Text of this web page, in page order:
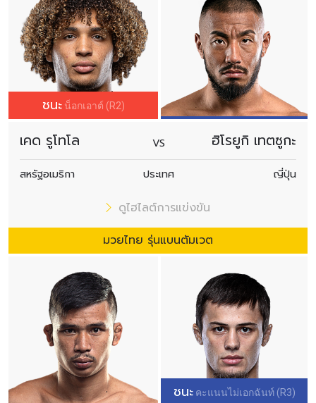
ชนะ น็อกเอาต์ (R2)
เคด รูโทโล VS ฮิโรยูกิ เทตซูกะ
สหรัฐอเมริกา ประเทศ ญี่ปุ่น
ดูไฮไลต์การแข่งขัน
มวยไทย รุ่นแบนตัมเวต
ชนะ คะแนนไม่เอกฉันท์ (R3)